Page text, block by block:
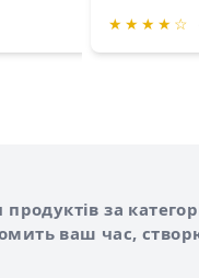
★ ★ ★ ★ ☆
за
ваш час,